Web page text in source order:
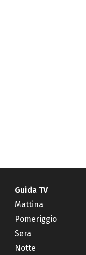
Guida TV
Mattina
Pomeriggio
Sera
Notte